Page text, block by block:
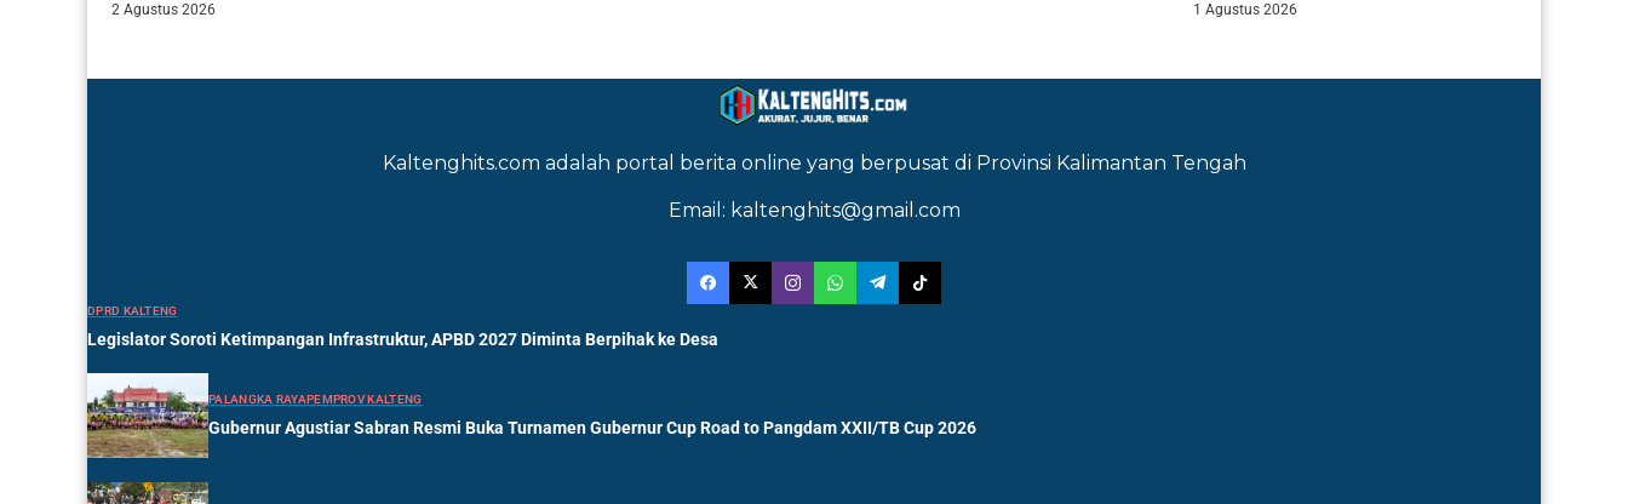
pelaksanaan...
2 Agustus 2026 1 Agustus 2026
Kaltenghits.com adalah portal berita online yang berpusat di Provinsi Kalimantan Tengah
Email: kaltenghits@gmail.com
DPRD KALTENG
Legislator Soroti Ketimpangan Infrastruktur, APBD 2027 Diminta Berpihak ke Desa
PALANGKA RAYAPEMPROV KALTENG
Gubernur Agustiar Sabran Resmi Buka Turnamen Gubernur Cup Road to Pangdam XXII/TB Cup 2026